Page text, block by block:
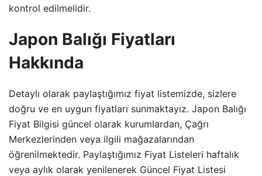
kontrol edilmelidir.
Japon Balığı Fiyatları
Hakkında
Detaylı olarak paylaştığımız fiyat listemizde, sizlere
doğru ve en uygun fiyatları sunmaktayız. Japon Balığı
Fiyat Bilgisi güncel olarak kurumlardan, Çağrı
Merkezlerinden veya ilgili mağazalarından
öğrenilmektedir. Paylaştığımız Fiyat Listeleri haftalık
veya aylık olarak yenilenerek Güncel Fiyat Listesi